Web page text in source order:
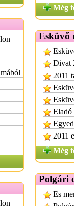
Még
Esküvő
Divat
2011
Eladó
2011
Még
Polgári
Es